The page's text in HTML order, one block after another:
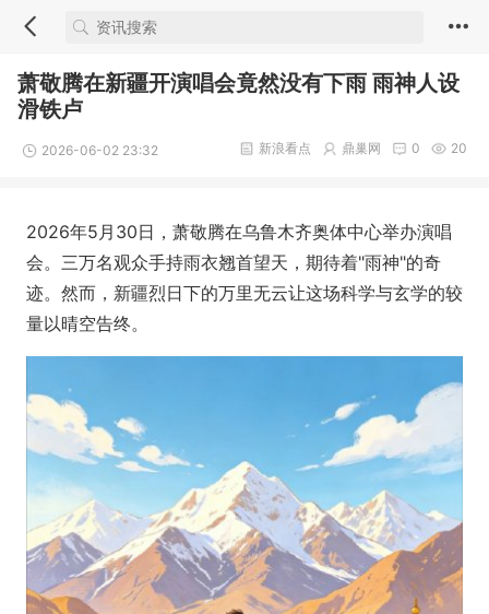
萧敬腾在新疆开演唱会竟然没有下雨 雨神人设
滑铁卢
2026-06-02 23:32 20
0
鼎巢网
新浪看点
2026年5月30日，萧敬腾在乌鲁木齐奥体中心举办演唱
会。三万名观众手持雨衣翘首望天，期待着"雨神"的奇
迹。然而，新疆烈日下的万里无云让这场科学与玄学的较
量以晴空告终。